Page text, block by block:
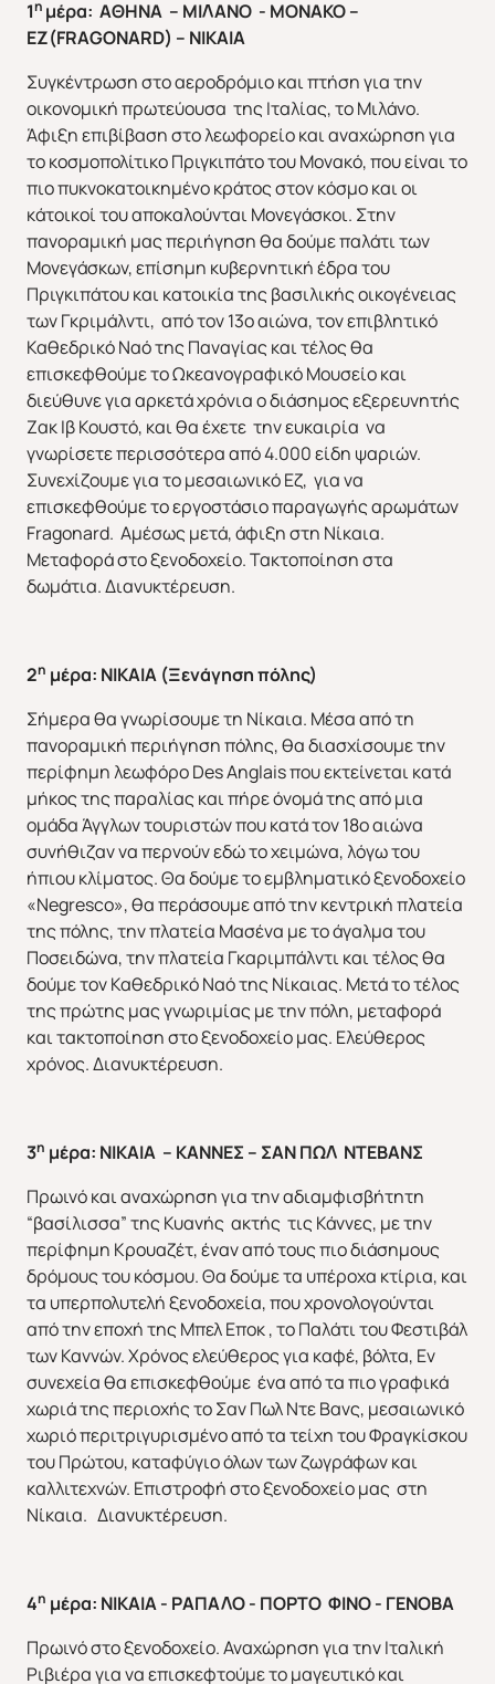
1η μέρα: ΑΘΗΝΑ – ΜΙΛΑΝΟ - ΜΟΝΑΚΟ –
ΕΖ(FRAGONARD) – ΝΙΚΑΙΑ
Συγκέντρωση στο αεροδρόμιο και πτήση για την
οικονομική πρωτεύουσα της Ιταλίας, το Μιλάνο.
Άφιξη επιβίβαση στο λεωφορείο και αναχώρηση για
το κοσμοπολίτικο Πριγκιπάτο του Μονακό, που είναι το
πιο πυκνοκατοικημένο κράτος στον κόσμο και οι
κάτοικοί του αποκαλούνται Μονεγάσκοι. Στην
πανοραμική μας περιήγηση θα δούμε παλάτι των
Μονεγάσκων, επίσημη κυβερνητική έδρα του
Πριγκιπάτου και κατοικία της βασιλικής οικογένειας
των Γκριμάλντι, από τον 13ο αιώνα, τον επιβλητικό
Καθεδρικό Ναό της Παναγίας και τέλος θα
επισκεφθούμε το Ωκεανογραφικό Μουσείο και
διεύθυνε για αρκετά χρόνια ο διάσημος εξερευνητής
Ζακ Ιβ Κουστό, και θα έχετε την ευκαιρία να
γνωρίσετε περισσότερα από 4.000 είδη ψαριών.
Συνεχίζουμε για το μεσαιωνικό Εζ, για να
επισκεφθούμε το εργοστάσιο παραγωγής αρωμάτων
Fragonard. Αμέσως μετά, άφιξη στη Νίκαια.
Μεταφορά στο ξενοδοχείο. Τακτοποίηση στα
δωμάτια. Διανυκτέρευση.
2η μέρα: ΝΙΚΑΙΑ (Ξενάγηση πόλης)
Σήμερα θα γνωρίσουμε τη Νίκαια. Μέσα από τη
πανοραμική περιήγηση πόλης, θα διασχίσουμε την
περίφημη λεωφόρο Des Anglais που εκτείνεται κατά
μήκος της παραλίας και πήρε όνομά της από μια
ομάδα Άγγλων τουριστών που κατά τον 18ο αιώνα
συνήθιζαν να περνούν εδώ το χειμώνα, λόγω του
ήπιου κλίματος. Θα δούμε το εμβληματικό ξενοδοχείο
«Negresco», θα περάσουμε από την κεντρική πλατεία
της πόλης, την πλατεία Μασένα με το άγαλμα του
Ποσειδώνα, την πλατεία Γκαριμπάλντι και τέλος θα
δούμε τον Καθεδρικό Ναό της Νίκαιας. Μετά το τέλος
της πρώτης μας γνωριμίας με την πόλη, μεταφορά
και τακτοποίηση στο ξενοδοχείο μας. Ελεύθερος
χρόνος. Διανυκτέρευση.
3η μέρα: ΝΙΚΑΙΑ – ΚΑΝΝΕΣ – ΣΑΝ ΠΩΛ ΝΤΕΒΑΝΣ
Πρωινό και αναχώρηση για την αδιαμφισβήτητη
“βασίλισσα” της Κυανής ακτής τις Κάννες, με την
περίφημη Κρουαζέτ, έναν από τους πιο διάσημους
δρόμους του κόσμου. Θα δούμε τα υπέροχα κτίρια, και
τα υπερπολυτελή ξενοδοχεία, που χρονολογούνται
από την εποχή της Μπελ Εποκ , το Παλάτι του Φεστιβάλ
των Καννών. Χρόνος ελεύθερος για καφέ, βόλτα, Εν
συνεχεία θα επισκεφθούμε ένα από τα πιο γραφικά
χωριά της περιοχής το Σαν Πωλ Ντε Βανς, μεσαιωνικό
χωριό περιτριγυρισμένο από τα τείχη του Φραγκίσκου
του Πρώτου, καταφύγιο όλων των ζωγράφων και
καλλιτεχνών. Επιστροφή στο ξενοδοχείο μας στη
Νίκαια. Διανυκτέρευση.
4η μέρα: ΝΙΚΑΙΑ - ΡΑΠΑΛΟ - ΠΟΡΤΟ ΦΙΝΟ - ΓΕΝΟΒΑ
Πρωινό στο ξενοδοχείο. Αναχώρηση για την Ιταλική
Ριβιέρα για να επισκεφτούμε το μαγευτικό και